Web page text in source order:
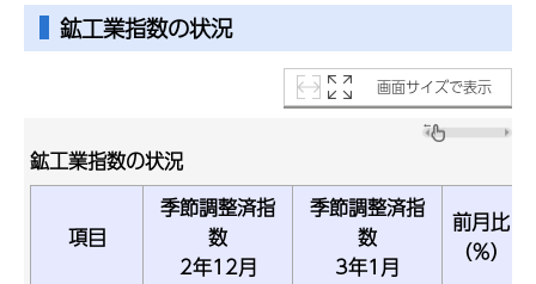
鉱工業指数の状況
画面サイズで表示
鉱工業指数の状況
項目
季節調整済指
数
2年12月
季節調整済指
数
3年1月
前月比
（％）